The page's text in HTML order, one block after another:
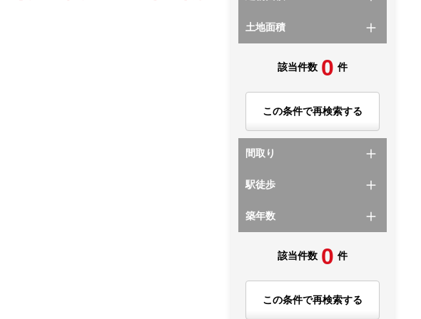
土地面積
該当件数 0 件
この条件で再検索する
間取り
駅徒歩
築年数
該当件数 0 件
この条件で再検索する